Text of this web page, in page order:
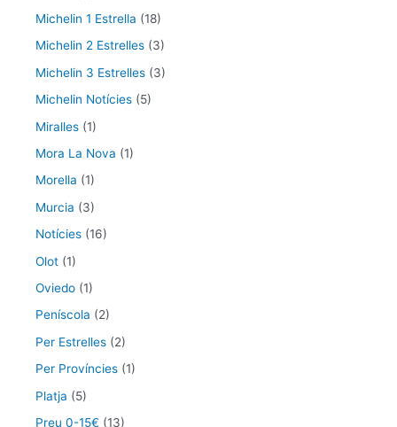
Michelin 1 Estrella (18)
Michelin 2 Estrelles (3)
Michelin 3 Estrelles (3)
Michelin Notícies (5)
Miralles (1)
Mora La Nova (1)
Morella (1)
Murcia (3)
Notícies (16)
Olot (1)
Oviedo (1)
Peníscola (2)
Per Estrelles (2)
Per Províncies (1)
Platja (5)
Preu 0-15€ (13)